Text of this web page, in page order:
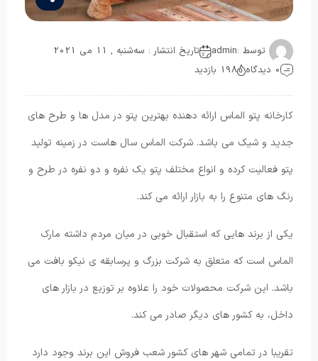
توسط :admin
تاریخ انتشار : سه‌شنبه , 11 می 2021
0 دیدگاه
198 بازدید
کارخانه پتو الماس ارائه دهنده بهترین پتو در مدل ها و طرح های
جدید و شیک می باشد. شرکت الماس سال هاست در زمینه تولید
پتو فعالیت کرده و انواع مختلف پتو یک نفره و دو نفره در طرح و
رنگ های متنوع را به بازار ارائه می کند.
یکی از برند هایی که استقبال خوبی در میان مردم داشته مارک
الماس است که متعلق به شرکت بزرگ و پرسابقه ی نیکو بافت می
باشد. این شرکت محصولات خود را علاوه بر توزیع در بازار های
داخل، به کشور های دیگر صادر می کند.
تقریبا در تمامی شهر های کشور شعب فروش این برند وجود دارد